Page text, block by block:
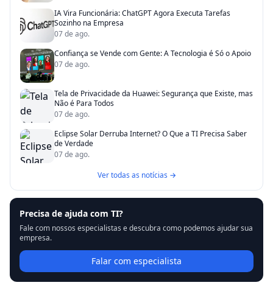
IA Vira Funcionária: ChatGPT Agora Executa Tarefas
Sozinho na Empresa
07 de ago.
Confiança se Vende com Gente: A Tecnologia é Só o Apoio
07 de ago.
Tela de Privacidade da Huawei: Segurança que Existe, mas
Não é Para Todos
07 de ago.
Eclipse Solar Derruba Internet? O Que a TI Precisa Saber
de Verdade
07 de ago.
Ver todas as notícias →
Precisa de ajuda com TI?
Fale com nossos especialistas e descubra como podemos ajudar sua
empresa.
Falar com especialista